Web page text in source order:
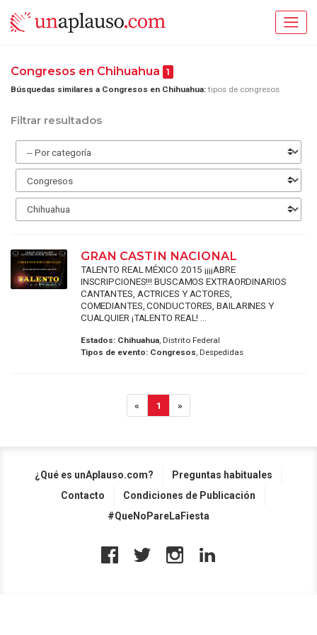
Congresos en Chihuahua 1
Búsquedas similares a Congresos en Chihuahua: tipos de congresos
Filtrar resultados
GRAN CASTIN NACIONAL
TALENTO REAL MÉXICO 2015 ¡¡¡¡ABRE
INSCRIPCIONES!!! BUSCAMOS EXTRAORDINARIOS
CANTANTES, ACTRICES Y ACTORES,
COMEDIANTES, CONDUCTORES, BAILARINES Y
CUALQUIER ¡TALENTO REAL! ...
Estados: Chihuahua, Distrito Federal
Tipos de evento: Congresos, Despedidas
« 1 »
¿Qué es unAplauso.com?
Preguntas habituales
Contacto
Condiciones de Publicación
#QueNoPareLaFiesta